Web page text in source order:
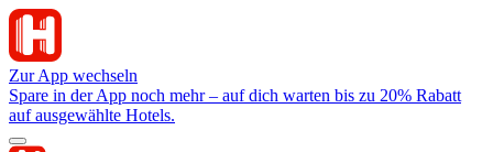
Zur App wechseln
Spare in der App noch mehr – auf dich warten bis zu 20% Rabatt
auf ausgewählte Hotels.